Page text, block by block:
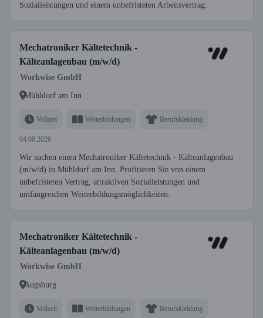
Sozialleistungen und einem unbefristeten Arbeitsvertrag.
Mechatroniker Kältetechnik -
Kälteanlagenbau (m/w/d)
Workwise GmbH
Mühldorf am Inn
Vollzeit Weiterbildungen Berufskleidung
04.08.2026
Wir suchen einen Mechatroniker Kältetechnik - Kälteanlagenbau
(m/w/d) in Mühldorf am Inn. Profitieren Sie von einem
unbefristeten Vertrag, attraktiven Sozialleistungen und
umfangreichen Weiterbildungsmöglichkeiten.
Mechatroniker Kältetechnik -
Kälteanlagenbau (m/w/d)
Workwise GmbH
Augsburg
Vollzeit Weiterbildungen Berufskleidung